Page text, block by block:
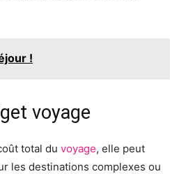
!
voyage
total du voyage, elle peut
les destinations complexes ou